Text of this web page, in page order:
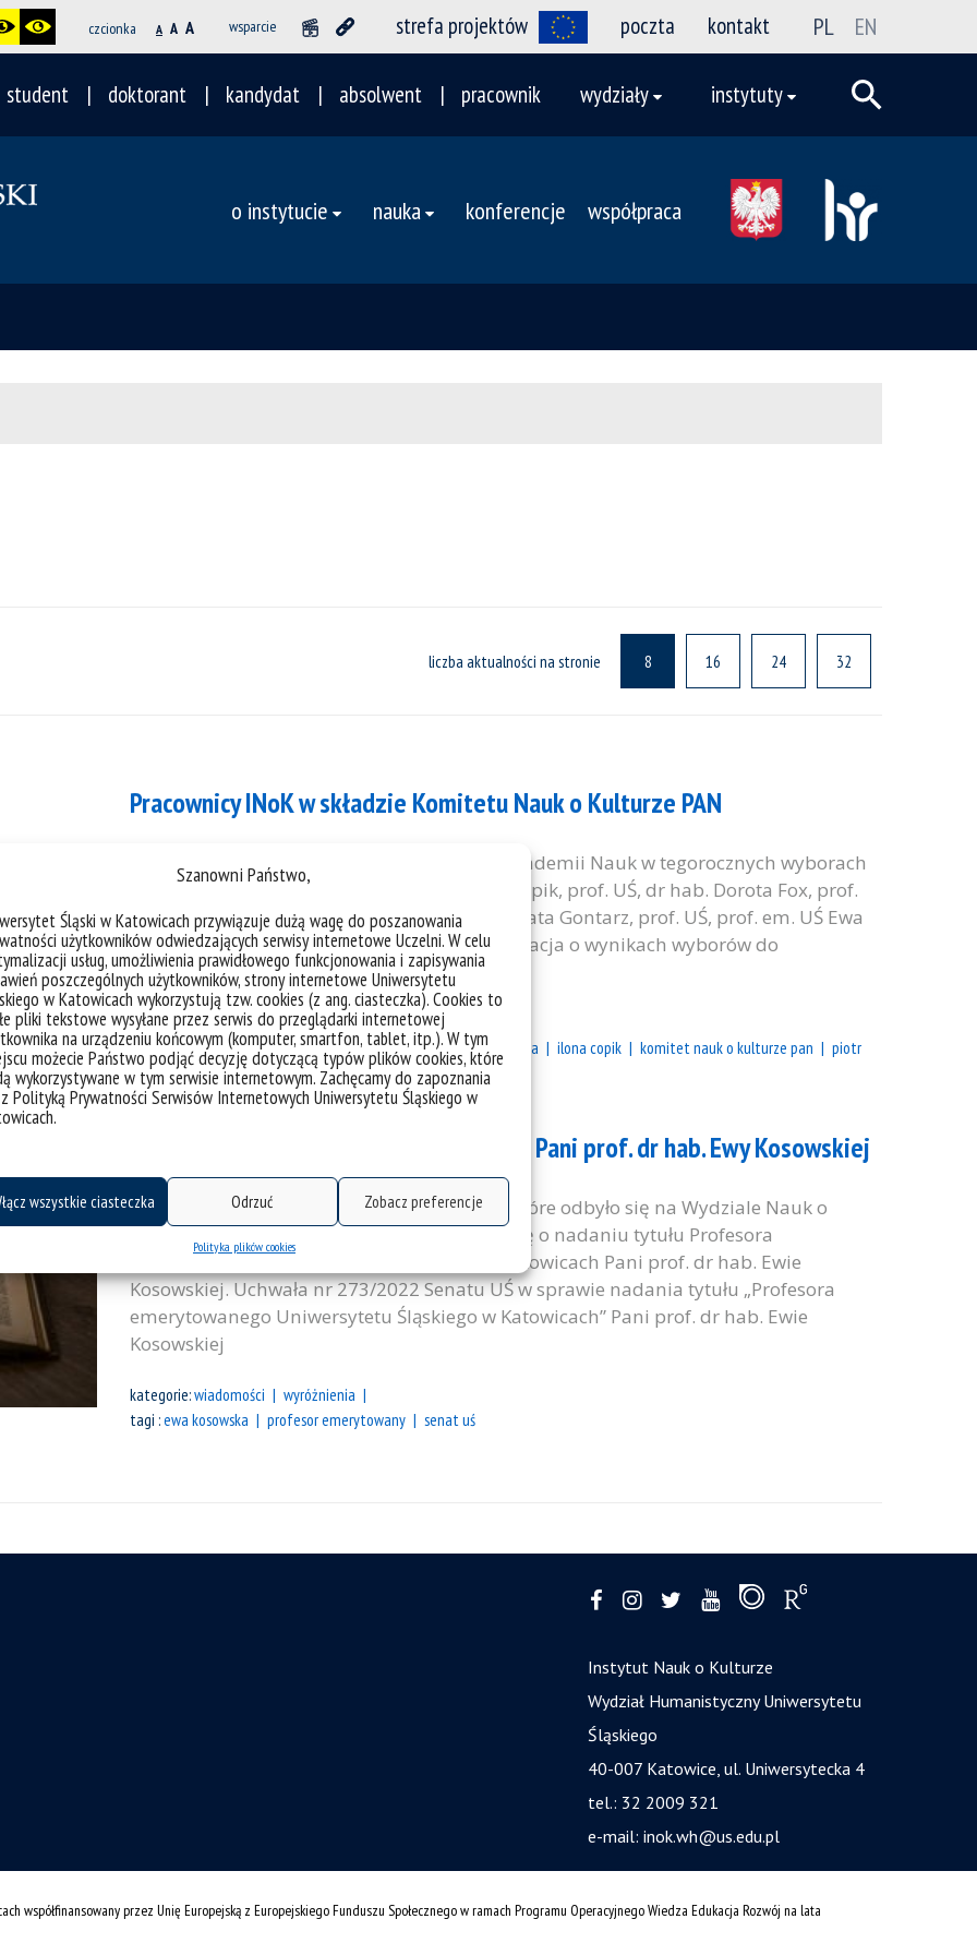
Szanowni Państwo,
Śląski w Katowicach przywiązuje dużą wagę do poszanowania
użytkowników odwiedzających serwisy internetowe Uczelni. W celu
usług, umożliwienia prawidłowego funkcjonowania i zapisywania
poszczególnych użytkowników, strony internetowe Uniwersytetu
w Katowicach wykorzystują tzw. cookies (z ang. ciasteczka). Cookies to
pliki tekstowe wysyłane przez serwis do przeglądarki internetowej
na urządzeniu końcowym (komputer, smartfon, tablet, itp.). W tym
możecie Państwo podjąć decyzję dotyczącą typów plików cookies, które
wykorzystywane w tym serwisie internetowym. Zachęcamy do zapoznania
Polityką Prywatności Serwisów Internetowych Uniwersytetu Śląskiego w
wszystkie ciasteczka Odrzuć Zobacz preferencje
Polityka plików cookies
czcionka A A A wsparcie strefa projektów poczta kontakt PL EN
student doktorant kandydat absolwent pracownik wydziały instytuty
o instytucie nauka konferencje współpraca
liczba aktualności na stronie 8 16 24 32
Pracownicy INoK w składzie Komitetu Nauk o Kulturze PAN
W skład Komitetu Nauk o Kulturze Polskiej Akademii Nauk w tegorocznych wyborach
komitetów naukowych weszli: dr hab. Ilona Copik, prof. UŚ, dr hab. Dorota Fox, prof.
UŚ, dr hab. Anna Gomóła, prof. UŚ, dr hab. Beata Gontarz, prof. UŚ, prof. em. UŚ Ewa
Kosowska, prof. dr hab. Piotr Zawojski. Informacja o wynikach wyborów do
Komitetów...
kategorie:wiadomości
wyróżnienia
tagi :anna gomóła beata gontarz dorota fox ewa kosowska ilona copik komitet nauk o kulturze pan
piotr
zawojski
Tytuł Profesora emerytowanego UŚ dla Pani prof. dr hab. Ewy Kosowskiej
Podczas ostatniego posiedzenia Senatu UŚ (które odbyło się na Wydziale Nauk o
Sztuce i Edukacji w Cieszynie) podjęto uchwałę o nadaniu tytułu Profesora
emerytowanego Uniwersytetu Śląskiego w Katowicach Pani prof. dr hab. Ewie
Kosowskiej. Uchwała nr 273/2022 Senatu UŚ w sprawie nadania tytułu „Profesora
emerytowanego Uniwersytetu Śląskiego w Katowicach” Pani prof. dr hab. Ewie
Kosowskiej
kategorie:wiadomości
wyróżnienia
tagi :ewa kosowska profesor emerytowany senat uś
Instytut Nauk o Kulturze
Wydział Humanistyczny Uniwersytetu
Śląskiego
40-007 Katowice, ul. Uniwersytecka 4
tel.: 32 2009 321
e-mail: inok.wh@us.edu.pl
współfinansowany przez Unię Europejską z Europejskiego Funduszu Społecznego w ramach Programu Operacyjnego Wiedza Edukacja Rozwój na lata